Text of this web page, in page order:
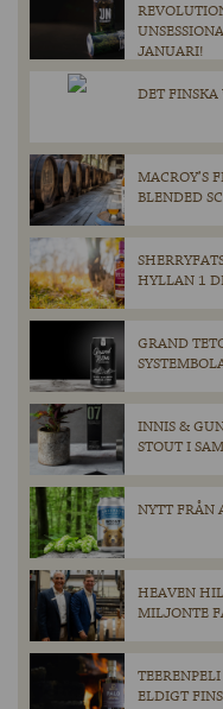
JANUARI!
DET
MACROY’S
BLENDED
HYLLAN 1
GRAND
INNIS &
STOUT I
NYTT FRÅN
HEAVEN
MILJONTE
ELDIGT